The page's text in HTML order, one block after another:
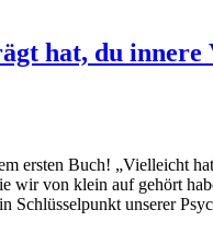
hat, du
ersten Buch! „Vielleicht
von klein auf gehört
Schlüsselpunkt unserer